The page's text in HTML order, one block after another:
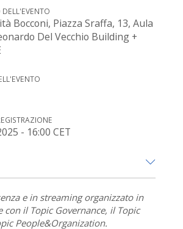
Bocconi, Piazza Sraffa, 13, Aula
Del Vecchio Building +
- 16:00 CET
e in streaming organizzato in
con il Topic Governance, il Topic
People&Organization.